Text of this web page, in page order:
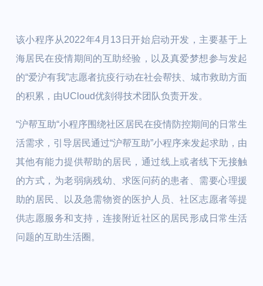
该小程序从2022年4月13日开始启动开发，主要基于上
海居民在疫情期间的互助经验，以及真爱梦想参与发起
的“爱沪有我”志愿者抗疫行动在社会帮扶、城市救助方面
的积累，由UCloud优刻得技术团队负责开发。
“沪帮互助“小程序围绕社区居民在疫情防控期间的日常生
活需求，引导居民通过“沪帮互助”小程序来发起求助，由
其他有能力提供帮助的居民，通过线上或者线下无接触
的方式，为老弱病残幼、求医问药的患者、需要心理援
助的居民、以及急需物资的医护人员、社区志愿者等提
供志愿服务和支持，连接附近社区的居民形成日常生活
问题的互助生活圈。